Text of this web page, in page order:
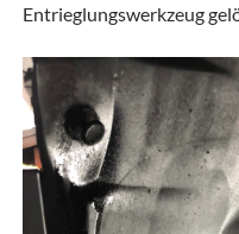
Entrieglungswerkzeug